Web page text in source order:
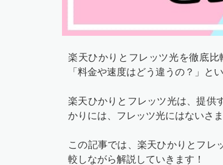
楽天ひかりとフレッツ光を徹底比
「料金や速度はどう違うの？」と
楽天ひかりとフレッツ光は、提供
かりには、フレッツ光にはないさ
この記事では、楽天ひかりとフレ
較しながら解説していきます！